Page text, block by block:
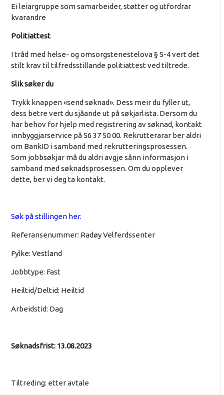
Ei leiargruppe som samarbeider, støtter og utfordrar
kvarandre
Politiattest
I tråd med helse- og omsorgstenestelova § 5-4 vert det
stilt krav til tilfredsstillande politiattest ved tiltrede.
Slik søker du
Trykk knappen «send søknad». Dess meir du fyller ut,
dess betre vert du sjåande ut på søkjarlista. Dersom du
har behov for hjelp med registrering av søknad, kontakt
innbyggjarservice på 56 37 50 00. Rekrutterarar ber aldri
om BankID i samband med rekrutteringsprosessen.
Som jobbsøkjar må du aldri avgje sånn informasjon i
samband med søknadsprosessen. Om du opplever
dette, ber vi deg ta kontakt.
Søk på stillingen her.
Referansenummer: Radøy Velferdssenter
Fylke: Vestland
Jobbtype: Fast
Heiltid/Deltid: Heiltid
Arbeidstid: Dag
Søknadsfrist: 13.08.2023
Tiltreding: etter avtale